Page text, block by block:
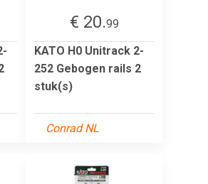
€ 20.99
KATO H0 Unitrack 2-
252 Gebogen rails 2
stuk(s)
Conrad NL